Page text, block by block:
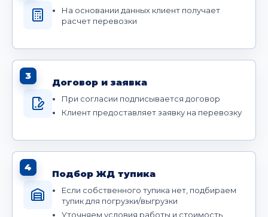
На основании данных клиент получает
расчет перевозки
3
Договор и заявка
При согласии подписывается договор
Клиент предоставляет заявку на перевозку
4
Подбор ЖД тупика
Если собственного тупика нет, подбираем
тупик для погрузки/выгрузки
Уточняем условия работы и стоимость